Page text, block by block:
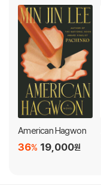
American Hagwon
19,000원
36%